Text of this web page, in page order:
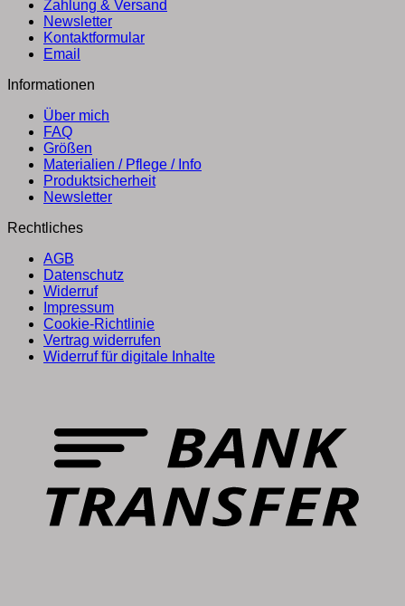
Zahlung & Versand
Newsletter
Kontaktformular
Email
Informationen
Über mich
FAQ
Größen
Materialien / Pflege / Info
Produktsicherheit
Newsletter
Rechtliches
AGB
Datenschutz
Widerruf
Impressum
Cookie-Richtlinie
Vertrag widerrufen
Widerruf für digitale Inhalte